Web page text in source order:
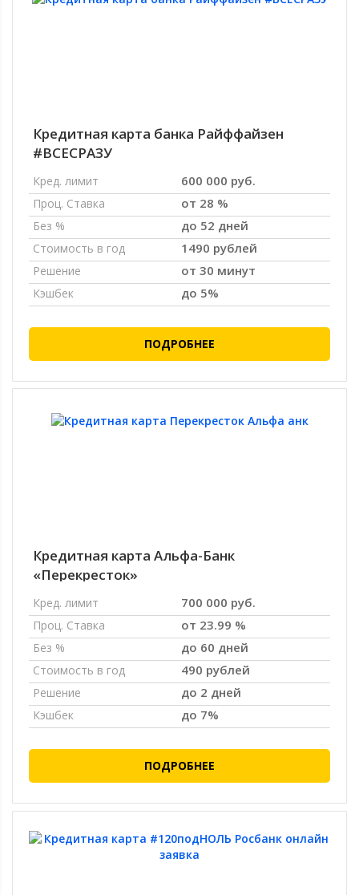
Кредитная карта банка Райффайзен
#ВСЕСРАЗУ
Кред. лимит 600 000 руб.
Проц. Ставка от 28 %
Без % до 52 дней
Стоимость в год 1490 рублей
Решение от 30 минут
Кэшбек до 5%
ПОДРОБНЕЕ
Кредитная карта Альфа-Банк
«Перекресток»
Кред. лимит 700 000 руб.
Проц. Ставка от 23.99 %
Без % до 60 дней
Стоимость в год 490 рублей
Решение до 2 дней
Кэшбек до 7%
ПОДРОБНЕЕ